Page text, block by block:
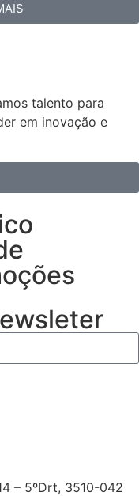
talento para
em inovação e
– 5ºDrt, 3510-042